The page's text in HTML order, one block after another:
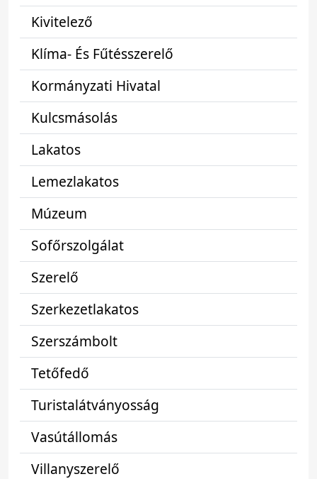
Kivitelező
Klíma- És Fűtésszerelő
Kormányzati Hivatal
Kulcsmásolás
Lakatos
Lemezlakatos
Múzeum
Sofőrszolgálat
Szerelő
Szerkezetlakatos
Szerszámbolt
Tetőfedő
Turistalátványosság
Vasútállomás
Villanyszerelő